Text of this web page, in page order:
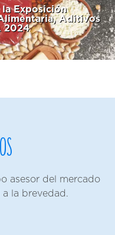
Exposición
Aditivos
2024
asesor del mercado
la brevedad.